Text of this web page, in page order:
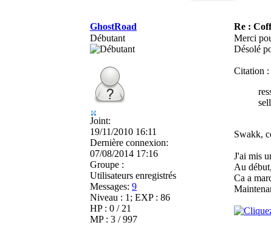
GhostRoad Re :
Débutant
Joint:
19/11/2010 16:11
Dernière connexion:
07/08/2014 17:16
Groupe :
Utilisateurs enregistrés
Messages: 9
Niveau : 1; EXP : 86
HP : 0 / 21
MP : 3 / 997
Merci
Désolé
Citation :
Swakk,
J'ai mis
Au
Ca a